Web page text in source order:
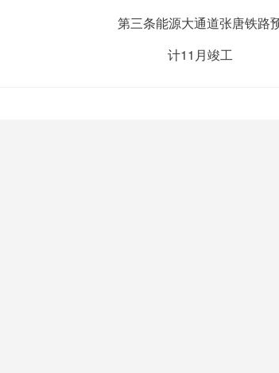
第三条能源大通道张唐铁路
计11月竣工